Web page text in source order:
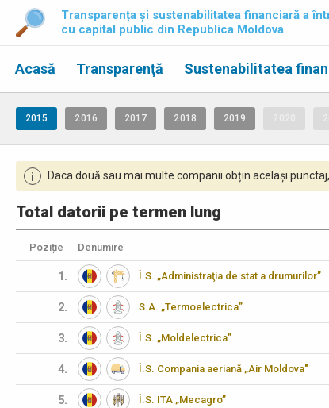
Transparența și sustenabilitatea financiară a
cu capital public din Republica Moldova
Acasă Transparenţă Sustenabilitatea
2015 2016 2017 2018 2019
i Daca două sau mai multe companii obțin același
Total datorii pe termen lung
Poziție Denumire
1. Î.S. „Administraţia de stat a drumurilor”
2. S.A. „Termoelectrica”
3. Î.S. „Moldelectrica”
4. Î.S. Compania aeriană „Air Moldova"
5. Î.S. ITA „Mecagro”